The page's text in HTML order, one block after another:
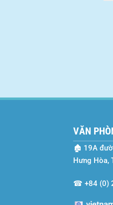
VĂN
🏚 19A
Hưng Hòa,
☎ +84 (0)